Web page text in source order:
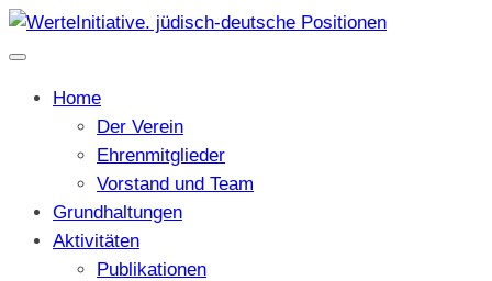
Home
Der Verein
Ehrenmitglieder
Vorstand und Team
Grundhaltungen
Aktivitäten
Publikationen